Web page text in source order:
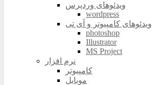
ویدئوهای وردپرس
wordpress
ویدئوهای کامپیوتر و آی تی
photoshop
Illustrator
MS Project
نرم افزار
کامپیوتر
موبایل